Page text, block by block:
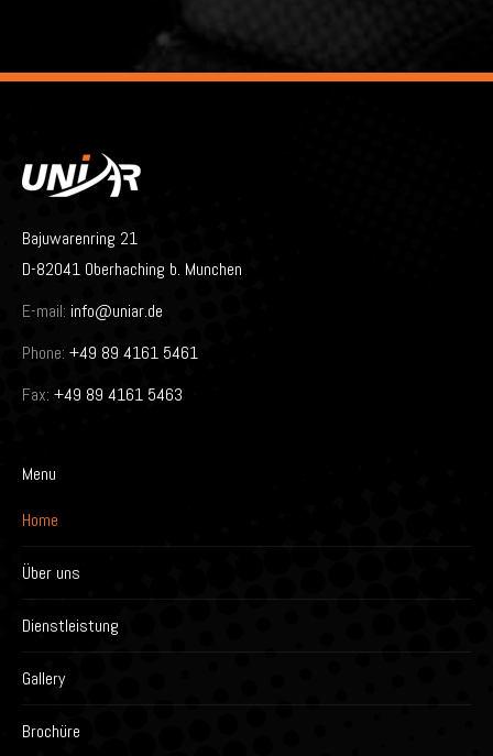
Bajuwarenring 21
D-82041 Oberhaching b. Munchen
E-mail: info@uniar.de
Phone: +49 89 4161 5461
Fax: +49 89 4161 5463
Menu
Home
Über uns
Dienstleistung
Gallery
Brochüre